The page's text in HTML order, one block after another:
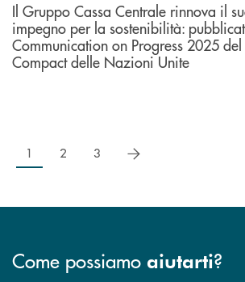
Il Gruppo Cassa Centrale rinnova il
impegno per la sostenibilità:
Communication on Progress 2025
Compact delle Nazioni Unite
1 2 3 successivo
Come possiamo aiutarti?